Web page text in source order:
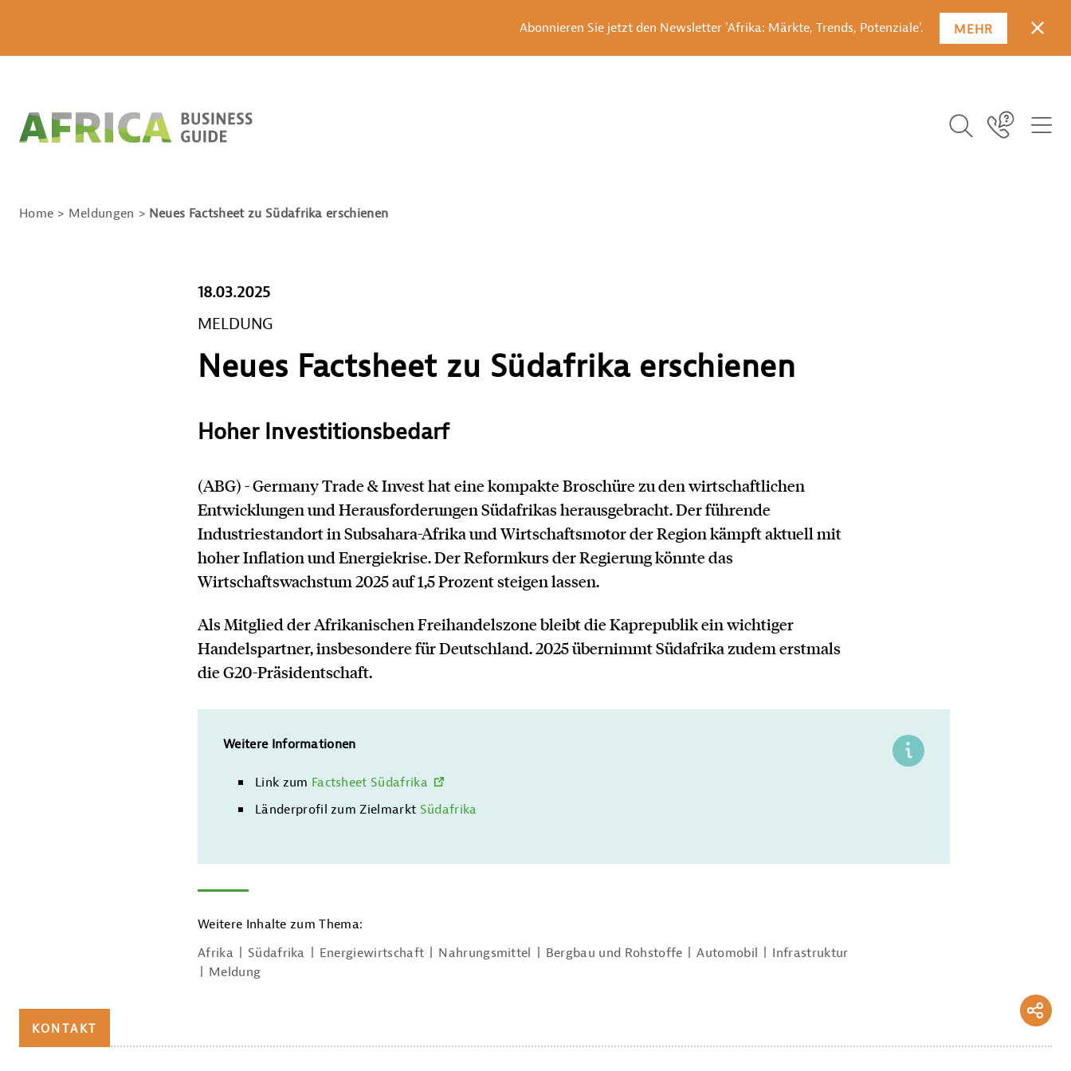
Abonnieren Sie jetzt den Newsletter 'Afrika: Märkte, Trends, Potenziale'. MEHR
ICON BUTTON
SUCHBEGRIFF
Icon Link
Home Meldungen Neues Factsheet zu Südafrika erschienen
18.03.2025
MELDUNG
Neues Factsheet zu Südafrika erschienen
Hoher Investitionsbedarf
(ABG) - Germany Trade & Invest hat eine kompakte Broschüre zuden wirtschaftlichen
Entwicklungen und Herausforderungen Südafrikas herausgebracht. Der führende
Industriestandort in Subsahara-Afrika und Wirtschaftsmotor der Region kämpft aktuell mit
hoher Inflation und Energiekrise. Der Reformkurs der Regierung könnte das
Wirtschaftswachstum 2025 auf 1,5 Prozent steigen lassen.
Als Mitglied der Afrikanischen Freihandelszone bleibt die Kaprepublik ein wichtiger
Handelspartner, insbesondere für Deutschland. 2025 übernimmt Südafrika zudem erstmals
die G20-Präsidentschaft.
Weitere Informationen
Link zum Factsheet Südafrika
Länderprofil zum Zielmarkt Südafrika
Weitere Inhalte zum Thema:
Afrika
Südafrika Energiewirtschaft Nahrungsmittel Bergbau und Rohstoffe Automobil
Infrastruktur
Meldung
KONTAKT